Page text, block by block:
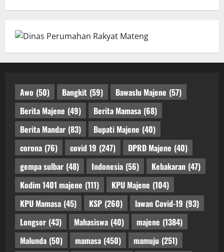
Awo (50) Bangkit (59) Bawaslu Majene (57)
Berita Majene (49) Berita Mamasa (68)
Berita Mandar (83) Bupati Majene (40)
corona (76) covid 19 (247) DPRD Majene (40)
gempa sulbar (48) Indonesia (56) Kebakaran (47)
Kodim 1401 majene (111) KPU Majene (104)
KPU Mamasa (45) KSP (260) lawan Covid-19 (93)
Longsor (43) Mahasiswa (40) majene (1384)
Malunda (50) mamasa (450) mamuju (251)